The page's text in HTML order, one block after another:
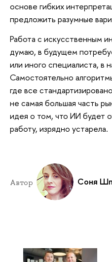
основе гибких
предложить разумные
Работа с искусственным
думаю, в будущем
или иного специалиста, в
Самостоятельно
где все
не самая большая часть
идея о том, что ИИ будет
работу, изрядно устарела.
Автор Соня